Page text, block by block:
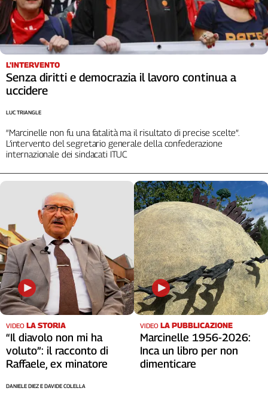
Contatti
La
redazione
Social
L'INTERVENTO
Senza diritti e democrazia il lavoro continua a
uccidere
“Marcinelle non fu una fatalità ma il risultato di precise scelte”.
L’intervento del segretario generale della confederazione
internazionale dei sindacati ITUC
LUC TRIANGLE
VIDEO LA STORIA
“Il diavolo non mi ha
voluto”: il racconto di
Raffaele, ex minatore
DANIELE DIEZ E DAVIDE COLELLA
VIDEO LA PUBBLICAZIONE
Marcinelle 1956-2026:
Inca un libro per non
dimenticare